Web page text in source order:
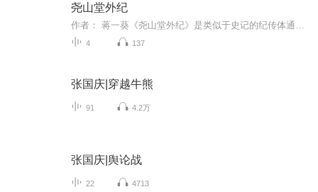
尧山堂外纪
4 137
张国庆|穿越牛熊
91 4.2万
张国庆|舆论战
22 4713